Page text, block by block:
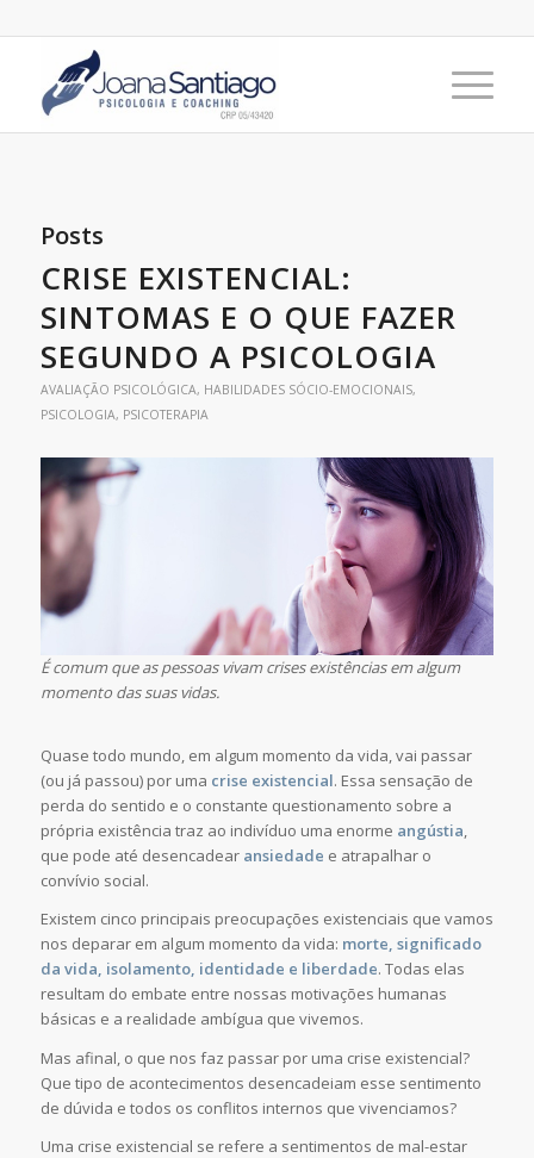
Posts
CRISE EXISTENCIAL:
SINTOMAS E O QUE FAZER
SEGUNDO A PSICOLOGIA
AVALIAÇÃO PSICOLÓGICA, HABILIDADES SÓCIO-EMOCIONAIS,
PSICOLOGIA, PSICOTERAPIA
É comum que as pessoas vivam crises existências em algum
momento das suas vidas.
Quase todo mundo, em algum momento da vida, vai passar
(ou já passou) por uma crise existencial. Essa sensação de
perda do sentido e o constante questionamento sobre a
própria existência traz ao indivíduo uma enorme angústia,
que pode até desencadear ansiedade e atrapalhar o
convívio social.
Existem cinco principais preocupações existenciais que vamos
nos deparar em algum momento da vida: morte, significado
da vida, isolamento, identidade e liberdade. Todas elas
resultam do embate entre nossas motivações humanas
básicas e a realidade ambígua que vivemos.
Mas afinal, o que nos faz passar por uma crise existencial?
Que tipo de acontecimentos desencadeiam esse sentimento
de dúvida e todos os conflitos internos que vivenciamos?
Uma crise existencial se refere a sentimentos de mal-estar